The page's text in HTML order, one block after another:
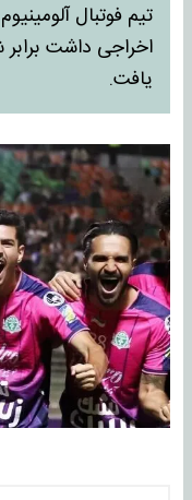
اخراجی داشت
یافت.